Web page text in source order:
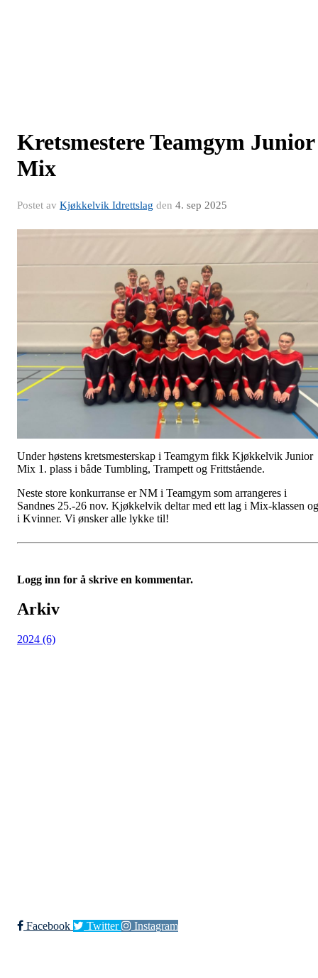
Kretsmestere Teamgym Junior
Mix
Postet av Kjøkkelvik Idrettslag den 4. sep 2025
Under høstens kretsmesterskap i Teamgym fikk Kjøkkelvik Junior
Mix 1. plass i både Tumbling, Trampett og Frittstående.
Neste store konkurranse er NM i Teamgym som arrangeres i
Sandnes 25.-26 nov. Kjøkkelvik deltar med ett lag i Mix-klassen og
i Kvinner. Vi ønsker alle lykke til!
Logg inn for å skrive en kommentar.
Arkiv
2024 (6)
Facebook Twitter Instagram